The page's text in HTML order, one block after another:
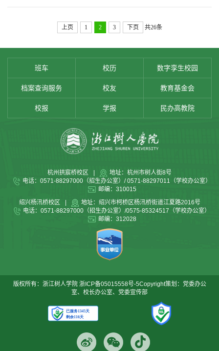
上页 1 2 3 下页 共26条
班车 校历 数字孪生校园
档案查询服务 校友 教育基金会
校报 学报 民办高教院
杭州拱宸桥校区
地址：杭州市树人街8号
电话：0571-88297000（招生办公室）/ 0571-88297011（学校办公室）
邮编：310015
绍兴杨汛桥校区
地址：绍兴市柯桥区杨汛桥街道江夏路2016号
电话：0571-88297000（招生办公室）/0575-85324517（学校办公室）
邮编：312028
版权所有：浙江树人学院 浙ICP备05015558号-5Copyright策划：党委办公
室、校长办公室、党委宣传部